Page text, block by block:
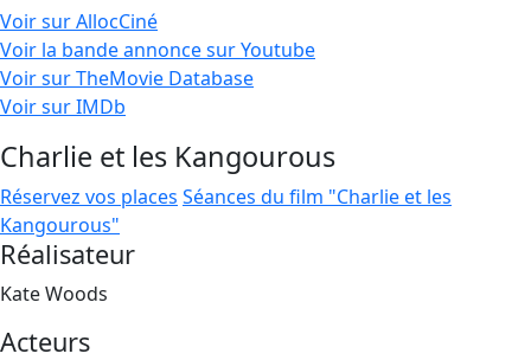
Voir sur AllocCiné
Voir la bande annonce sur Youtube
Voir sur TheMovie Database
Voir sur IMDb
Charlie et les Kangourous
Réservez vos places Séances du film "Charlie et les
Kangourous"
Réalisateur
Kate Woods
Acteurs